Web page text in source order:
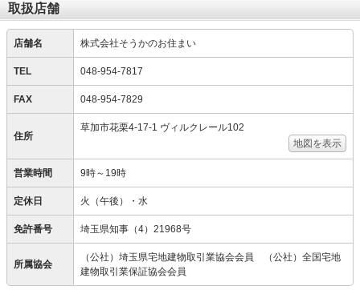
取扱店舗
店舗名 株式会社そうかのお住まい
TEL 048-954-7817
FAX 048-954-7829
住所
草加市花栗4-17-1 ヴィルクレール102
地図を表示
営業時間 9時～19時
定休日 火（午後）・水
免許番号 埼玉県知事（4）21968号
所属協会
（公社）埼玉県宅地建物取引業協会会員 （公社）全国宅地
建物取引業保証協会会員